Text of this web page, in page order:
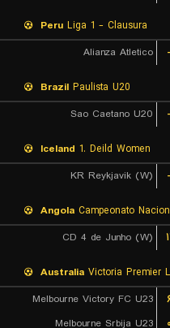
Peru Liga 1 - Clausura
Alianza Atletico
-
Brazil Paulista U20
Sao Caetano U20
-
Iceland 1. Deild Women
KR Reykjavik (W)
-
Angola Campeonato
CD 4 de Junho (W)
Australia Victoria Premier
Melbourne Victory FC U23
Melbourne Srbija U23
۰